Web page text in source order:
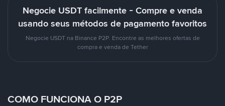
Negocie USDT facilmente - Compre e venda
usando seus métodos de pagamento favoritos
Negocie USDT na Binance P2P. Encontre as melhores ofertas de
compra e venda de Tether
COMO FUNCIONA O P2P